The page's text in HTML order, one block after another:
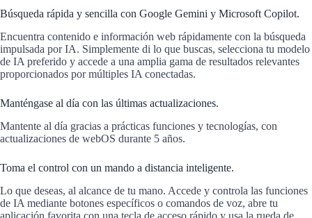
Búsqueda rápida y sencilla con Google Gemini y Microsoft Copilot.
Encuentra contenido e información web rápidamente con la búsqueda
impulsada por IA. Simplemente di lo que buscas, selecciona tu modelo
de IA preferido y accede a una amplia gama de resultados relevantes
proporcionados por múltiples IA conectadas.
Manténgase al día con las últimas actualizaciones.
Mantente al día gracias a prácticas funciones y tecnologías, con
actualizaciones de webOS durante 5 años.
Toma el control con un mando a distancia inteligente.
Lo que deseas, al alcance de tu mano. Accede y controla las funciones
de IA mediante botones específicos o comandos de voz, abre tu
aplicación favorita con una tecla de acceso rápido y usa la rueda de